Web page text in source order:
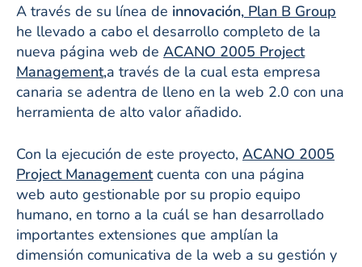
A través de su línea de innovación, Plan B Group
he llevado a cabo el desarrollo completo de la
nueva página web de ACANO 2005 Project
Management,a través de la cual esta empresa
canaria se adentra de lleno en la web 2.0 con una
herramienta de alto valor añadido.
Con la ejecución de este proyecto, ACANO 2005
Project Managementcuenta con una página
web auto gestionable por su propio equipo
humano, en torno a la cuál se han desarrollado
importantes extensiones que amplían la
dimensión comunicativa de la web a su gestión y